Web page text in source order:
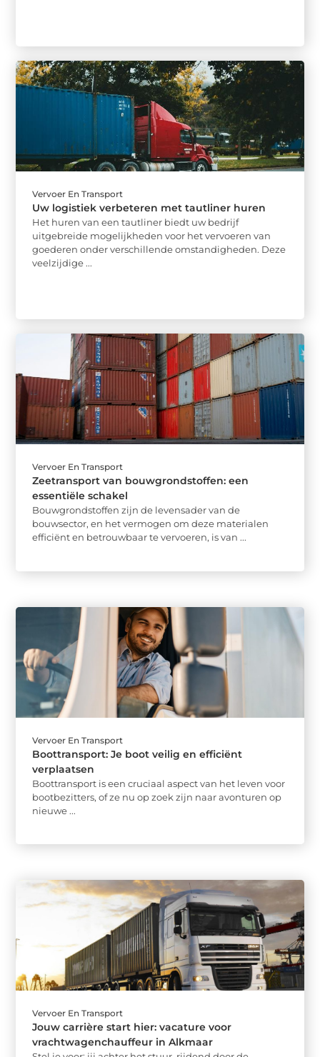
Vervoer En Transport
Uw logistiek verbeteren met tautliner huren
Het huren van een tautliner biedt uw bedrijf
uitgebreide mogelijkheden voor het vervoeren van
goederen onder verschillende omstandigheden. Deze
veelzijdige ...
Vervoer En Transport
Zeetransport van bouwgrondstoffen: een
essentiële schakel
Bouwgrondstoffen zijn de levensader van de
bouwsector, en het vermogen om deze materialen
efficiënt en betrouwbaar te vervoeren, is van ...
Vervoer En Transport
Boottransport: Je boot veilig en efficiënt
verplaatsen
Boottransport is een cruciaal aspect van het leven voor
bootbezitters, of ze nu op zoek zijn naar avonturen op
nieuwe ...
Vervoer En Transport
Jouw carrière start hier: vacature voor
vrachtwagenchauffeur in Alkmaar